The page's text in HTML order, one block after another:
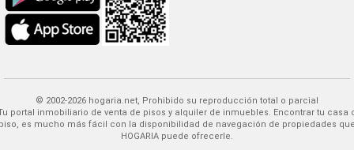
© 2002-2026 hogaria.net, Prohibido su reproducción total o parcial
Encontrar tu casa o
es mucho más fácil con la disponibilidad de navegación de propiedades
HOGARIA puede ofrecerle.